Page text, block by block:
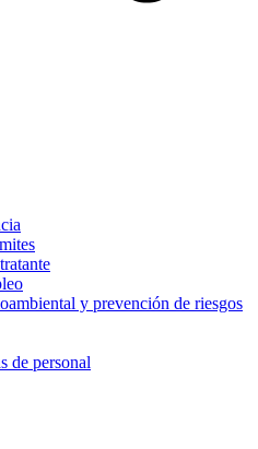
y prevención de riesgos
de personal